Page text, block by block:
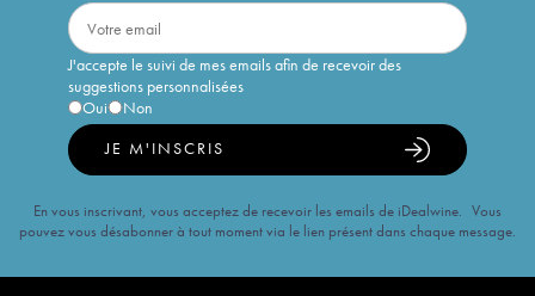
J'accepte le suivi de mes emails afin de recevoir des
suggestions personnalisées
Oui
Non
JE M'INSCRIS
En vous inscrivant, vous acceptez de recevoir les emails de iDealwine. Vous
pouvez vous désabonner à tout moment via le lien présent dans chaque message.